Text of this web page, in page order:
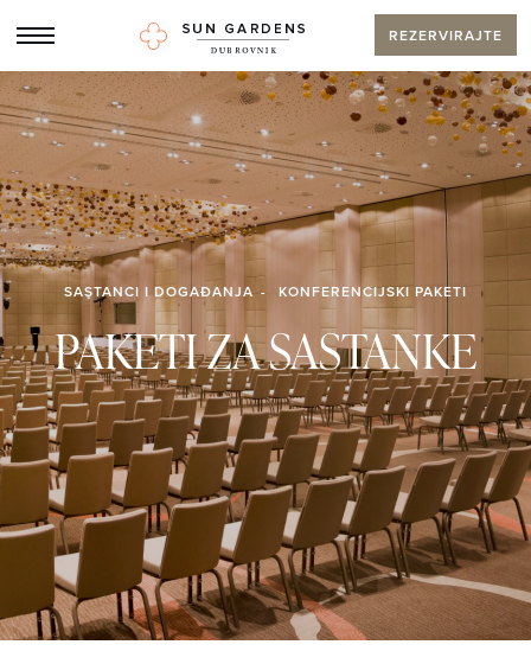
REZERVIRAJTE
SASTANCI I DOGAĐANJA KONFERENCIJSKI PAKETI
PAKETI ZA SASTANKE